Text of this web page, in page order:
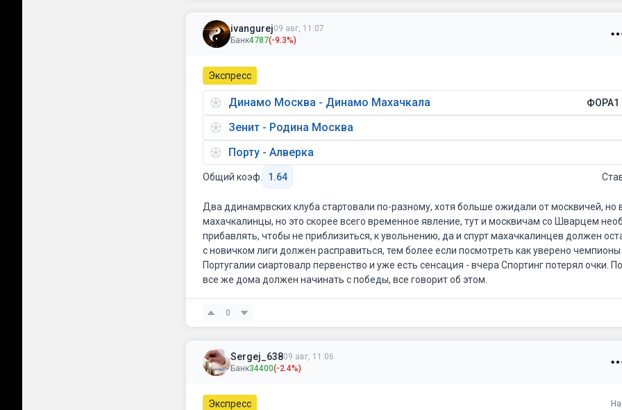
ivangurej09 авг, 11:07
Банк4787(-9.3%)
Экспресс
Динамо Москва - Динамо Махачкала ФОРА1
Зенит - Родина Москва
Порту - Алверка
Общий коэф. 1.64
Два ддинамрвских клуба стартовали по-разному, хотя больше ожидали от москвичей, но
махачкалинцы, но это скорее всего временное явление, тут и москвичам со Шварцем
прибавлять, чтобы не приблизиться, к увольнению, да и спурт махачкалинцев должен
с новичком лиги должен расправиться, тем более если посмотреть как уверено чемпионы
Португалии сиартовалр первенство и уже есть сенсация - вчера Спортинг потерял очки.
все же дома должен начинать с победы, все говорит об этом.
0
Sergej_63809 авг, 11:06
Банк34400(-2.4%)
Экспресс